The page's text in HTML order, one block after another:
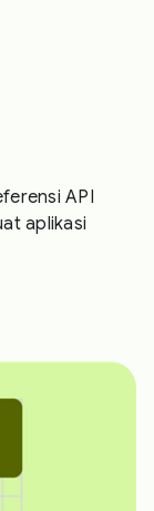
API
aplikasi